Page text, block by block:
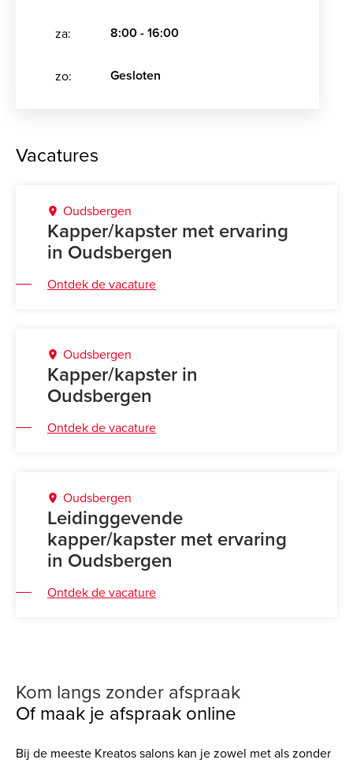
za: 8:00 - 16:00
zo: Gesloten
Vacatures
Oudsbergen
Kapper/kapster met ervaring
in Oudsbergen
Ontdek de vacature
Oudsbergen
Kapper/kapster in
Oudsbergen
Ontdek de vacature
Oudsbergen
Leidinggevende
kapper/kapster met ervaring
in Oudsbergen
Ontdek de vacature
Kom langs zonder afspraak
Of maak je afspraak online
Bij de meeste Kreatos salons kan je zowel met als zonder